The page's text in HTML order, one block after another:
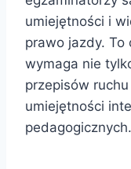
umiejętności i
prawo jazdy. To
wymaga nie
przepisów
umiejętności
pedagogicznych.